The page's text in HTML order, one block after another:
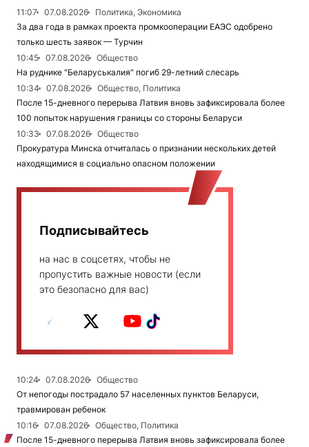
11:07 07.08.2026
Политика, Экономика
За два года в рамках проекта промкооперации ЕАЭС одобрено
только шесть заявок — Турчин
10:45
07.08.2026
Общество
На руднике "Беларуськалия" погиб 29-летний слесарь
10:34
07.08.2026
Общество, Политика
После 15-дневного перерыва Латвия вновь зафиксировала более
100 попыток нарушения границы со стороны Беларуси
10:33
07.08.2026
Общество
Прокуратура Минска отчиталась о признании нескольких детей
находящимися в социально опасном положении
Подписывайтесь
на нас в соцсетях, чтобы не
пропустить важные новости (если
это безопасно для вас)
10:24 07.08.2026
Общество
От непогоды пострадало 57 населенных пунктов Беларуси,
травмирован ребенок
10:16
07.08.2026
Общество, Политика
После 15-дневного перерыва Латвия вновь зафиксировала более